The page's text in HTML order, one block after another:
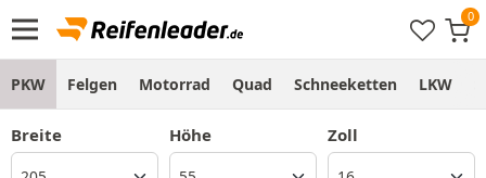
PKW Felgen Motorrad Quad Schneeketten LKW
Breite Höhe Zoll